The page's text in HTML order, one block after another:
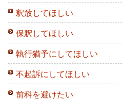
釈放してほしい
保釈してほしい
執行猶予にしてほしい
不起訴にしてほしい
前科を避けたい